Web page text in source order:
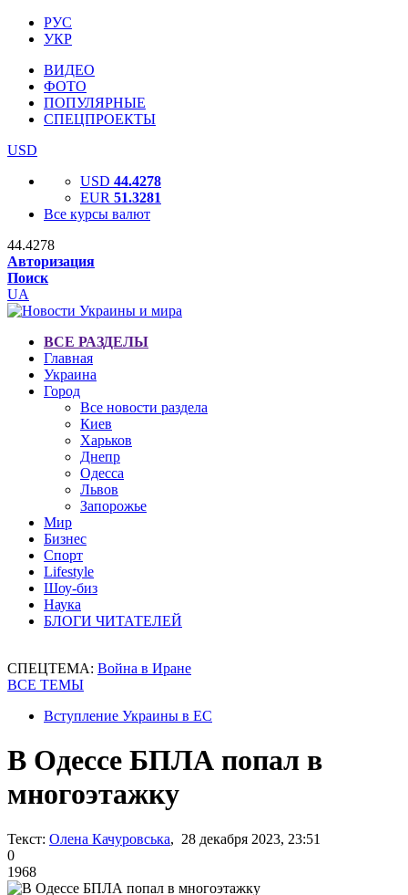
РУС
УКР
ВИДЕО
ФОТО
ПОПУЛЯРНЫЕ
СПЕЦПРОЕКТЫ
USD
USD 44.4278
EUR 51.3281
Все курсы валют
44.4278
Авторизация
Поиск
UA
ВСЕ РАЗДЕЛЫ
Главная
Украина
Город
Все новости раздела
Киев
Харьков
Днепр
Одесса
Львов
Запорожье
Мир
Бизнес
Спорт
Lifestyle
Шоу-биз
Наука
БЛОГИ ЧИТАТЕЛЕЙ
СПЕЦТЕМА: Война в Иране
ВСЕ ТЕМЫ
Вступление Украины в ЕС
В Одессе БПЛА попал в
многоэтажку
Текст: Олена Качуровська, 28 декабря 2023, 23:51
0
1968